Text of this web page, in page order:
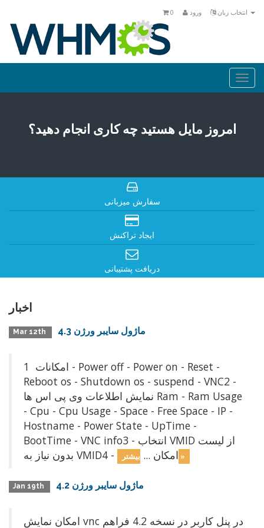
ورود 0
امروز مایل هستید چه کاری انجام دهید؟
سفارش میزبانی
ایجاد تراکنش
دریافت پشتیبانی
اخبار
Mar 12th ماژول سايبر ورژن 4.3
امکانات 1 - Power off - Power on - Reset -
Reboot os - Shutdown os - suspend - VNC2 -
نمایش اطلاعات وی پی اس ها Ram - Ram Usage
- Cpu - Cpu Usage - Space - Free Space - IP -
Hostname - Power State - UpTime -
BootTime - VNC info3 - انتخاب VMID از لیست
بدون نياز به VMID4 - امکان ... بیشتر »
Jan 19th ماژول سايبر ورژن 4.2
امكان نمايش vnc در پنل كاربر در نسخه 4.2 فراهم